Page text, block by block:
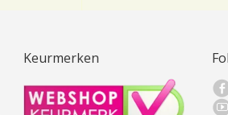
Keurmerken